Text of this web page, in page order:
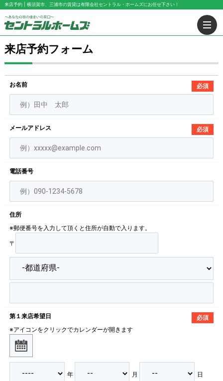
来店予約 | 横須賀市、三浦市の賃貸は有限会社セントラル・ホームズにお任せ下さい！
来店予約フォーム
お名前 必須
メールアドレス 必須
電話番号
住所
※郵便番号を入力して頂くと住所が自動で入ります。
〒
第１来店希望日
必須
※アイコンをクリックでカレンダーが開きます
年 月 日